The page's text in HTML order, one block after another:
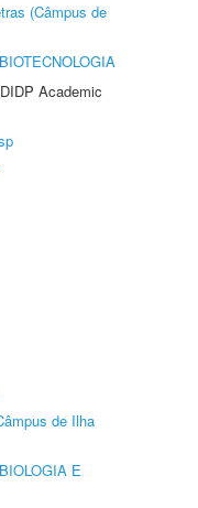
(Câmpus de
Academic
de Ilha
E